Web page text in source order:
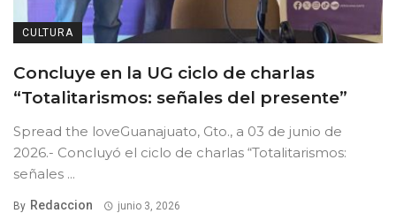
CULTURA
Concluye en la UG ciclo de charlas
“Totalitarismos: señales del presente”
Spread the loveGuanajuato, Gto., a 03 de junio de
2026.- Concluyó el ciclo de charlas “Totalitarismos:
señales ...
By Redaccion junio 3, 2026